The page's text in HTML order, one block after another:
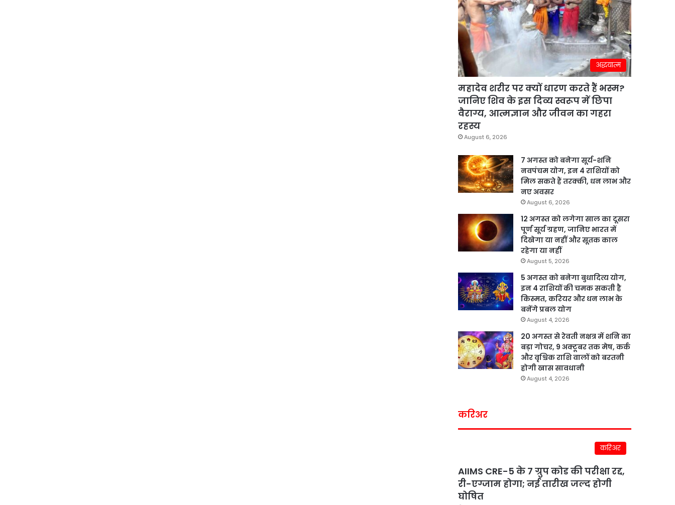
अद्धयात्म
महादेव शरीर पर क्यों धारण करते हैं भस्म?
जानिए शिव के इस दिव्य स्वरूप में छिपा
वैराग्य, आत्मज्ञान और जीवन का गहरा
रहस्य
August 6, 2026
7 अगस्त को बनेगा सूर्य-शनि
नवपंचम योग, इन 4 राशियों को
मिल सकते हैं तरक्की, धन लाभ और
नए अवसर
August 6, 2026
12 अगस्त को लगेगा साल का दूसरा
पूर्ण सूर्य ग्रहण, जानिए भारत में
दिखेगा या नहीं और सूतक काल
रहेगा या नहीं
August 5, 2026
5 अगस्त को बनेगा बुधादित्य योग,
इन 4 राशियों की चमक सकती है
किस्मत, करियर और धन लाभ के
बनेंगे प्रबल योग
August 4, 2026
20 अगस्त से रेवती नक्षत्र में शनि का
बड़ा गोचर, 9 अक्टूबर तक मेष, कर्क
और वृश्चिक राशि वालों को बरतनी
होगी खास सावधानी
August 4, 2026
करिअर
करिअर
AIIMS CRE-5 के 7 ग्रुप कोड की परीक्षा रद्द,
री-एग्जाम होगा; नई तारीख जल्द होगी
घोषित